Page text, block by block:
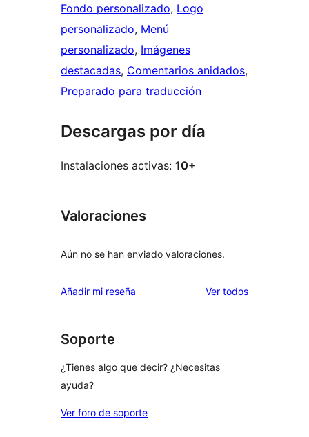
Fondo personalizado, Logo
personalizado, Menú
personalizado, Imágenes
destacadas, Comentarios anidados
Preparado para traducción
Descargas por día
Instalaciones activas: 10+
Valoraciones
Aún no se han enviado valoraciones.
Añadir mi reseña Ver todoslos
Soporte
¿Tienes algo que decir? ¿Necesitas
ayuda?
Ver foro de soporte